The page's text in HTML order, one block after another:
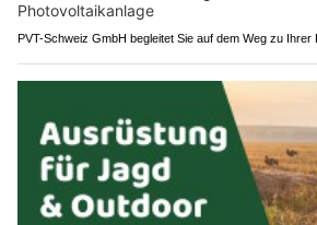
PVT-Schweiz GmbH begleitet Sie auf dem Weg zu Ihrer